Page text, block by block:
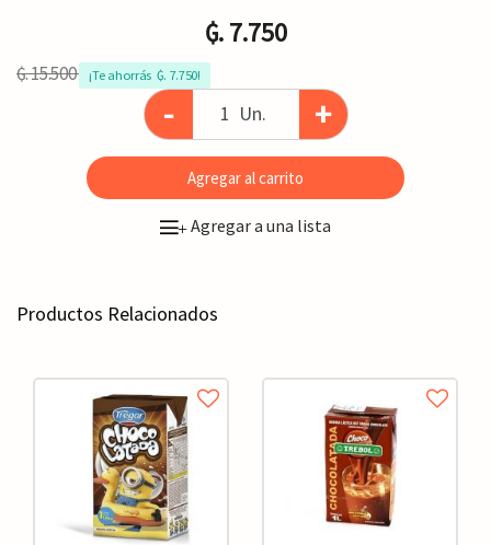
₲. 7.750
₲. 15.500 ¡Te ahorrás  ₲. 7.750!
- Un. +
Agregar al carrito
+Agregar a una lista
Productos Relacionados